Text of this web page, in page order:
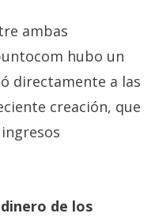
ambas
hubo un
directamente a las
creación, que
de los